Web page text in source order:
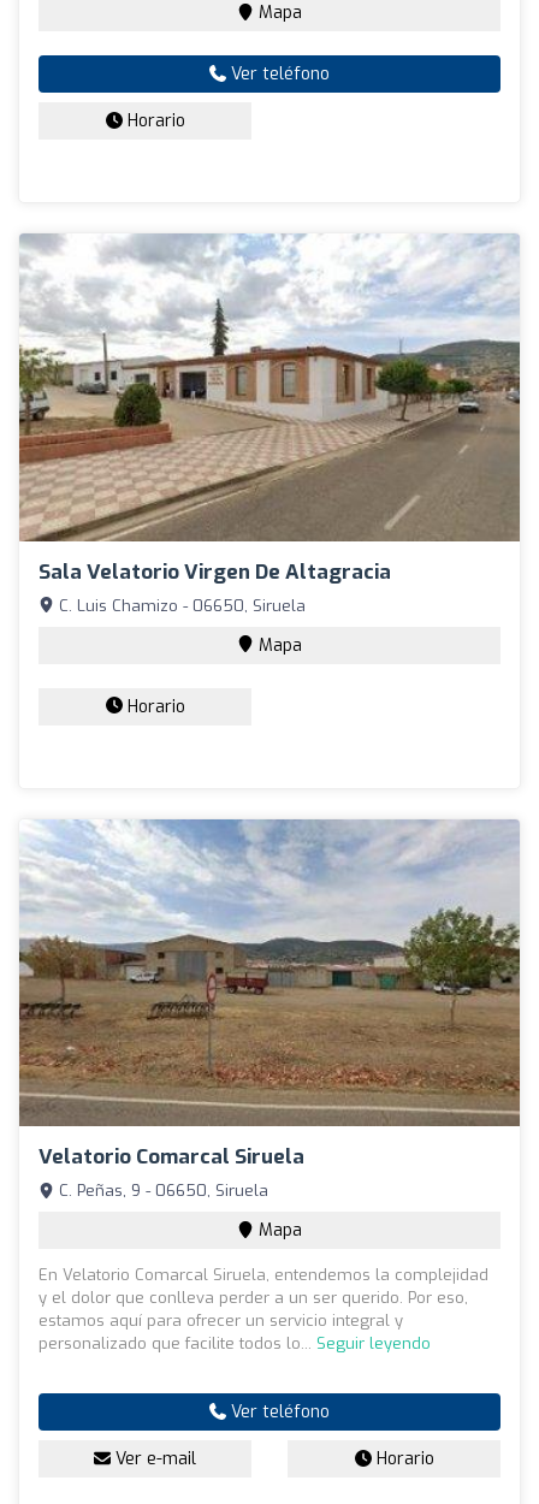
Mapa
Ver teléfono
Horario
Sala Velatorio Virgen De Altagracia
C. Luis Chamizo - 06650, Siruela
Mapa
Horario
Velatorio Comarcal Siruela
C. Peñas, 9 - 06650, Siruela
Mapa
En Velatorio Comarcal Siruela, entendemos la complejidad
y el dolor que conlleva perder a un ser querido. Por eso,
estamos aquí para ofrecer un servicio integral y
personalizado que facilite todos lo... Seguir leyendo
Ver teléfono
Ver e-mail Horario